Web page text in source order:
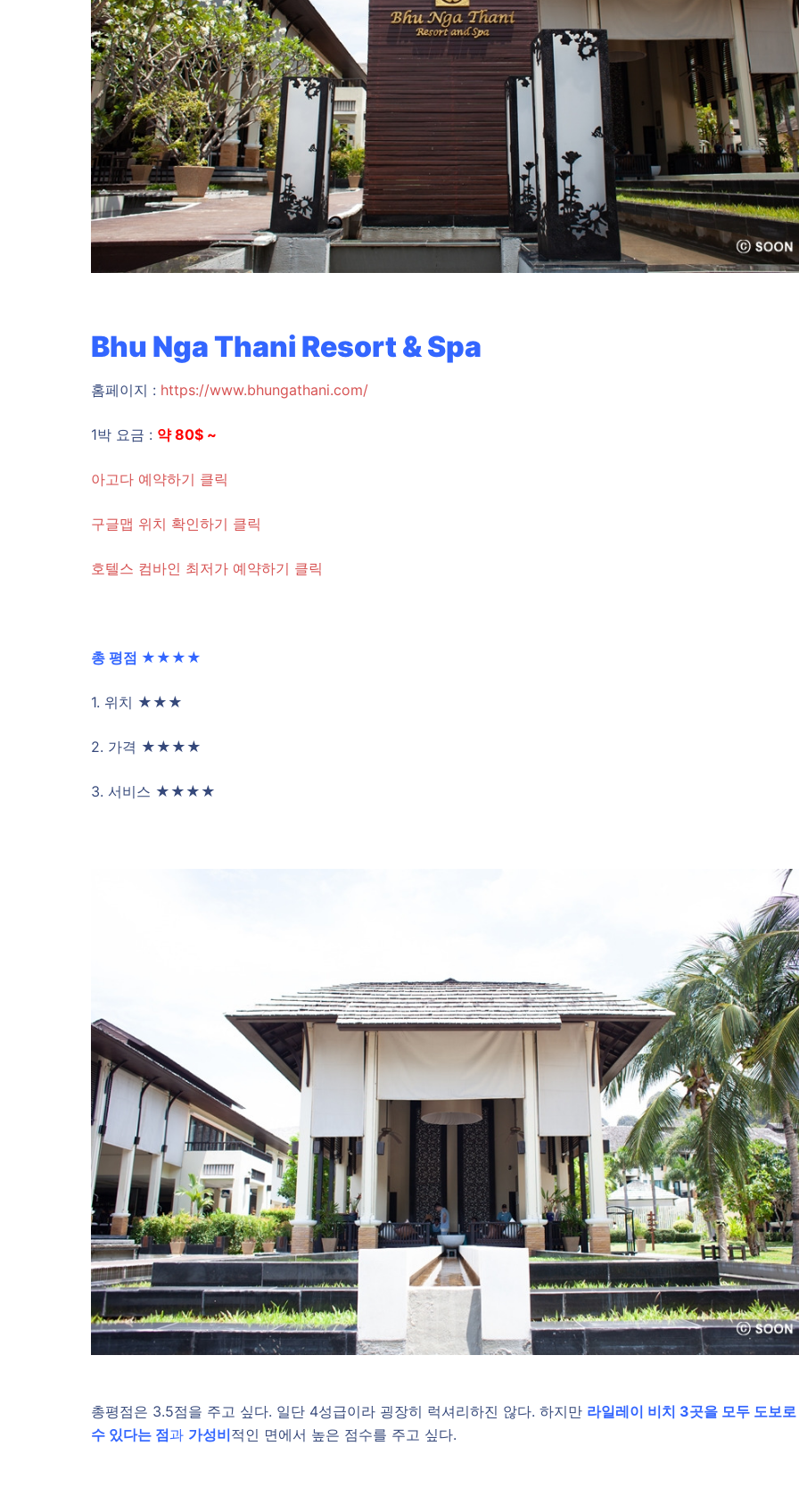
Bhu Nga Thani Resort & Spa
홈페이지 : https://www.bhungathani.com/
1박 요금 : 약 80$ ~
아고다 예약하기 클릭
구글맵 위치 확인하기 클릭
호텔스 컴바인 최저가 예약하기 클릭
총 평점 ★★★ ★
1. 위치 ★★★
2. 가격 ★★★★
3. 서비스 ★★★★
총평점은 3.5점을 주고 싶다. 일단 4성급이라 굉장히 럭셔리하진 않다. 하지만 라일레이 비치 3곳을 모두 도보
수 있다는 점과 가성비적인 면에서 높은 점수를 주고 싶다.